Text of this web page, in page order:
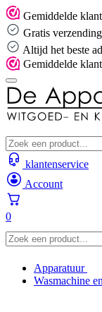
Skip
to
content
Gemiddelde
Gratis
Altijd het beste
Gemiddelde
klantenservice
Account
0
Apparatuur
Wasmachine